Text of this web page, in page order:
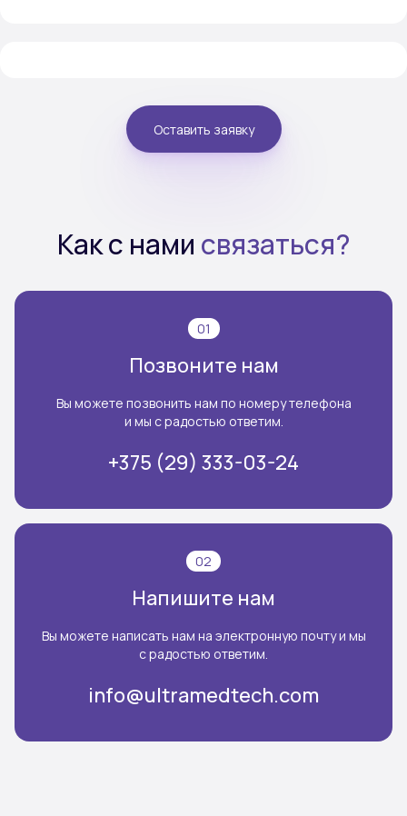
Оставить заявку
Как с нами связаться?
01
Позвоните нам
Вы можете позвонить нам по номеру телефона
и мы с радостью ответим.
+375 (29) 333-03-24
02
Напишите нам
Вы можете написать нам на электронную почту и мы
с радостью ответим.
info@ultramedtech.com